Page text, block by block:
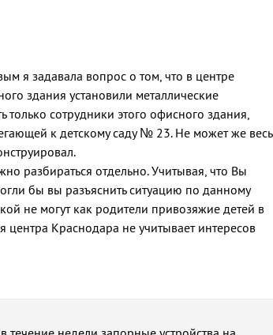
я задавала вопрос о том, что в центре
здания установили металлические
сотрудники этого офисного здания,
к детскому саду № 23. Не может же весь
разбираться отдельно. Учитывая, что Вы
бы вы разъяснить ситуацию по данному
не могут как родители привозяжие детей в
Краснодара не учитывает интересов